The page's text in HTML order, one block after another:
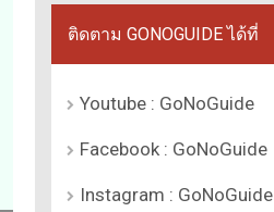
ติดตาม GONOGUIDE ได้ที่
Youtube : GoNoGuide
Facebook : GoNoGuide
Instagram : GoNoGuide